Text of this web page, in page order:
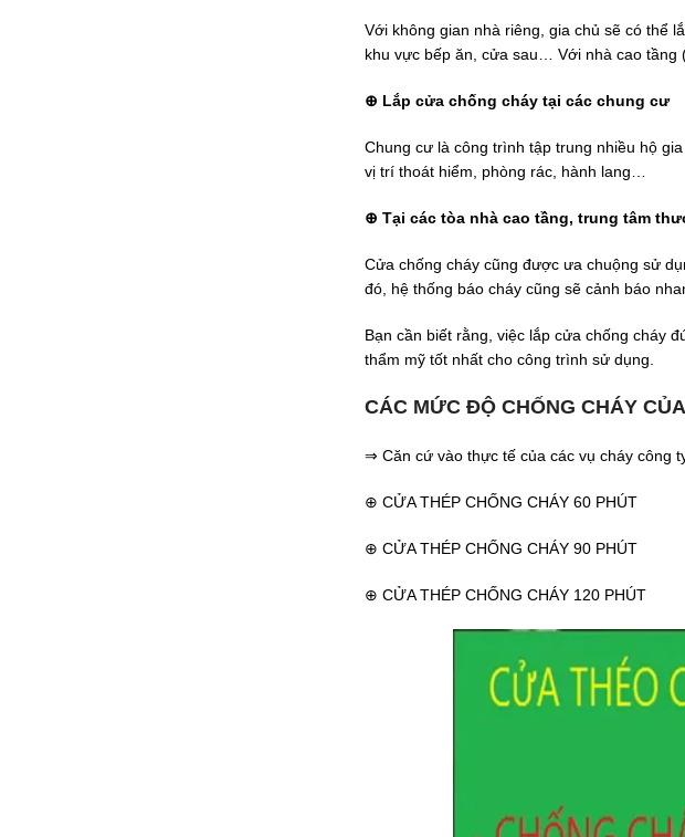
Với không gian nhà riêng, gia chủ sẽ có thể
khu vực bếp ăn, cửa sau… Với nhà cao
⊕ Lắp cửa chống cháy tại các chung cư
Chung cư là công trình tập trung nhiều hộ
vị trí thoát hiểm, phòng rác, hành lang…
⊕ Tại các tòa nhà cao tầng, trung tâm
Cửa chống cháy cũng được ưa chuộng sử
đó, hệ thống báo cháy cũng sẽ cảnh báo
Bạn cần biết rằng, việc lắp cửa chống cháy
thẩm mỹ tốt nhất cho công trình sử dụng.
CÁC MỨC ĐỘ CHỐNG CHÁY
⇒ Căn cứ vào thực tế của các vụ cháy công
⊕ CỬA THÉP CHỐNG CHÁY 60 PHÚT
⊕ CỬA THÉP CHỐNG CHÁY 90 PHÚT
⊕ CỬA THÉP CHỐNG CHÁY 120 PHÚT